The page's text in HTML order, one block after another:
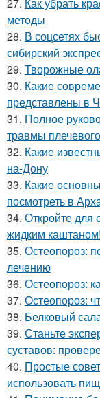
методы
28. В соцсетях
сибирский
29. Творожные
30. Какие
представлены в
31. Полное
травмы
32. Какие
на-Дону
33. Какие
посмотреть в
34. Откройте для
жидким каштаном!
35. Остеопороз:
лечению
36. Остеопороз:
37. Остеопороз:
38. Белковый
39. Станьте
суставов:
40. Простые
использовать